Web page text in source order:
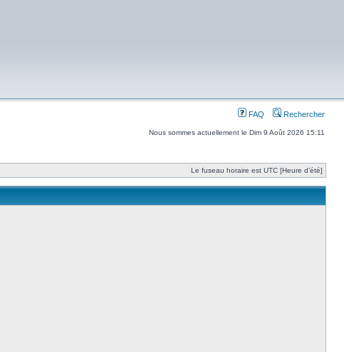
FAQ Rechercher
Nous sommes actuellement le Dim 9 Août 2026 15:11
Le fuseau horaire est UTC [Heure d’été]